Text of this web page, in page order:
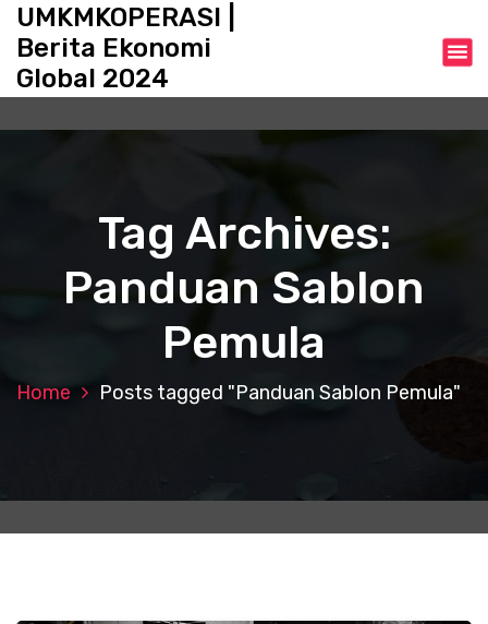
o
UMKMKOPERASI |
Berita Ekonomi
Global 2024
Tag Archives:
Panduan Sablon
Pemula
Home Posts tagged "Panduan Sablon Pemula"